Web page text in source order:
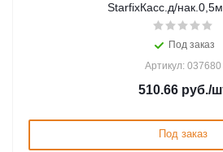
StarfixКасс.д/
Под заказ
Артикул: 037680
510.66руб./
Под заказ